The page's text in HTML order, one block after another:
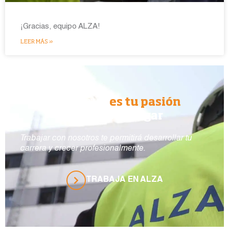
¡Gracias, equipo ALZA!
LEER MÁS »
es tu pasión
ALZA es tu lugar
Trabajar con nosotros te permitirá desarrollar tu
carrera y crecer profesionalmente.
TRABAJA EN ALZA